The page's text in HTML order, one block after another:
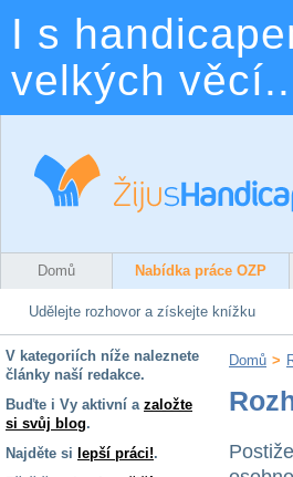
I s
velkých
Domů Nabídka práce OZP
Udělejte rozhovor a získejte knížku
V kategoriích níže naleznete
články naší redakce.
Buďte i Vy aktivní a založte
si svůj blog.
Najděte si lepší práci!.
Domů >